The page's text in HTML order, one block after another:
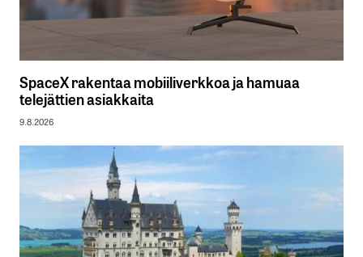
SpaceX rakentaa mobiiliverkkoa ja hamuaa
telejättien asiakkaita
9.8.2026